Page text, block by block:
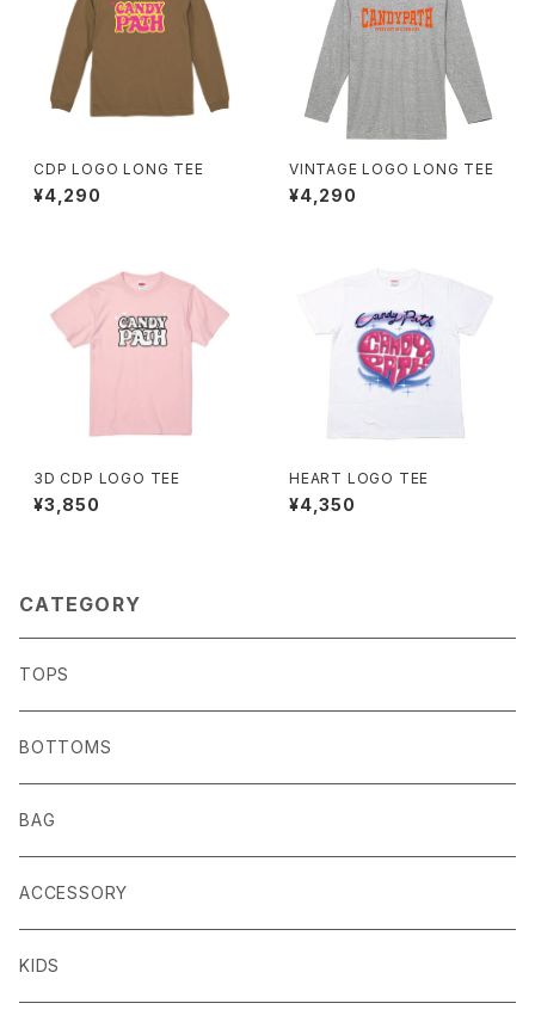
CDP LOGO LONG TEE
¥4,290
VINTAGE LOGO LONG TEE
¥4,290
3D CDP LOGO TEE
¥3,850
HEART LOGO TEE
¥4,350
CATEGORY
TOPS
BOTTOMS
BAG
ACCESSORY
KIDS